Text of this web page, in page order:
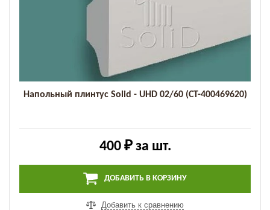
Напольный плинтус Solid - UHD 02/60 (СТ-400469620)
400 ₽за шт.
ДОБАВИТЬ В КОРЗИНУ
Добавить к сравнению